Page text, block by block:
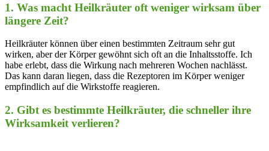
1. Was ⁢macht‍ Heilkräuter ‍oft weniger⁤ wirksam über
längere Zeit?
Heilkräuter⁣ können über einen bestimmten ‍Zeitraum sehr gut
wirken, aber der Körper gewöhnt sich oft an die Inhaltsstoffe. ⁢Ich‌
habe erlebt, dass die Wirkung⁣ nach ⁣mehreren Wochen nachlässt.
Das kann daran​ liegen, dass die Rezeptoren ⁤im Körper weniger
empfindlich auf ⁤die Wirkstoffe⁢ reagieren.
2.‍ Gibt ⁤es bestimmte ⁣Heilkräuter, die​ schneller ihre
Wirksamkeit‍ verlieren?